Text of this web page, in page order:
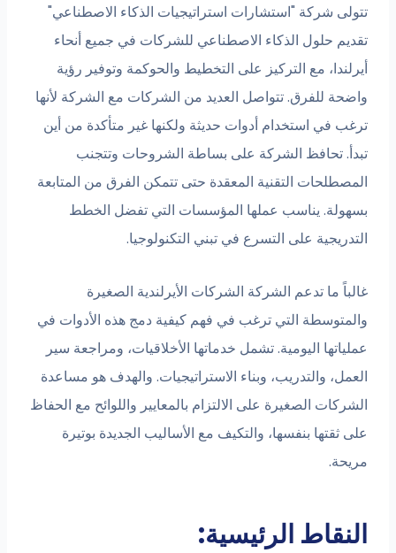
تتولى شركة "استشارات استراتيجيات الذكاء الاصطناعي"
تقديم حلول الذكاء الاصطناعي للشركات في جميع أنحاء
أيرلندا، مع التركيز على التخطيط والحوكمة وتوفير رؤية
واضحة للفرق. تتواصل العديد من الشركات مع الشركة لأنها
ترغب في استخدام أدوات حديثة ولكنها غير متأكدة من أين
تبدأ. تحافظ الشركة على بساطة الشروحات وتتجنب
المصطلحات التقنية المعقدة حتى تتمكن الفرق من المتابعة
بسهولة. يناسب عملها المؤسسات التي تفضل الخطط
التدريجية على التسرع في تبني التكنولوجيا.
غالباً ما تدعم الشركة الشركات الأيرلندية الصغيرة
والمتوسطة التي ترغب في فهم كيفية دمج هذه الأدوات في
عملياتها اليومية. تشمل خدماتها الأخلاقيات، ومراجعة سير
العمل، والتدريب، وبناء الاستراتيجيات. والهدف هو مساعدة
الشركات الصغيرة على الالتزام بالمعايير واللوائح مع الحفاظ
على ثقتها بنفسها، والتكيف مع الأساليب الجديدة بوتيرة
مريحة.
النقاط الرئيسية: